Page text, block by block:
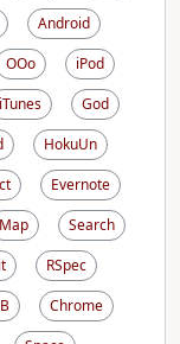
Android
OOo
iPod
iTunes
God
HokuUn
Evernote
Map
Search
RSpec
Chrome